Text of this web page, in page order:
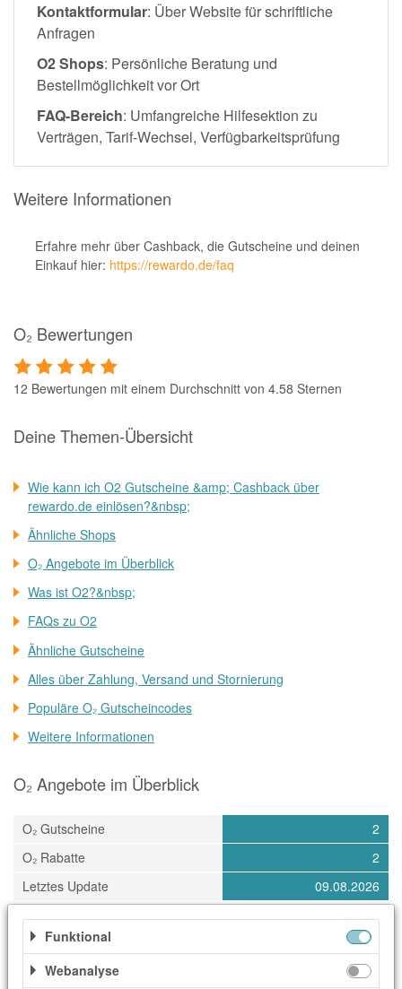
Kontaktformular: Über Website für schriftliche
Anfragen
O2 Shops: Persönliche Beratung und
Bestellmöglichkeit vor Ort
FAQ-Bereich: Umfangreiche Hilfesektion zu
Verträgen, Tarif-Wechsel, Verfügbarkeitsprüfung
Weitere Informationen
Erfahre mehr über Cashback, die Gutscheine und deinen
Einkauf hier: https://rewardo.de/faq
O₂ Bewertungen
12 Bewertungen mit einem Durchschnitt von 4.58 Sternen
Deine Themen-Übersicht
Wie kann ich O2 Gutscheine &amp; Cashback über
rewardo.de einlösen?&nbsp;
Ähnliche Shops
O₂ Angebote im Überblick
Was ist O2?&nbsp;
FAQs zu O2
Ähnliche Gutscheine
Alles über Zahlung, Versand und Stornierung
Populäre O₂ Gutscheincodes
Weitere Informationen
O₂ Angebote im Überblick
O₂ Gutscheine
2
O₂ Rabatte
2
Letztes Update
09.08.2026
Kategorien
Dienstleister Elektronik & Technik
Funktional
Webanalyse